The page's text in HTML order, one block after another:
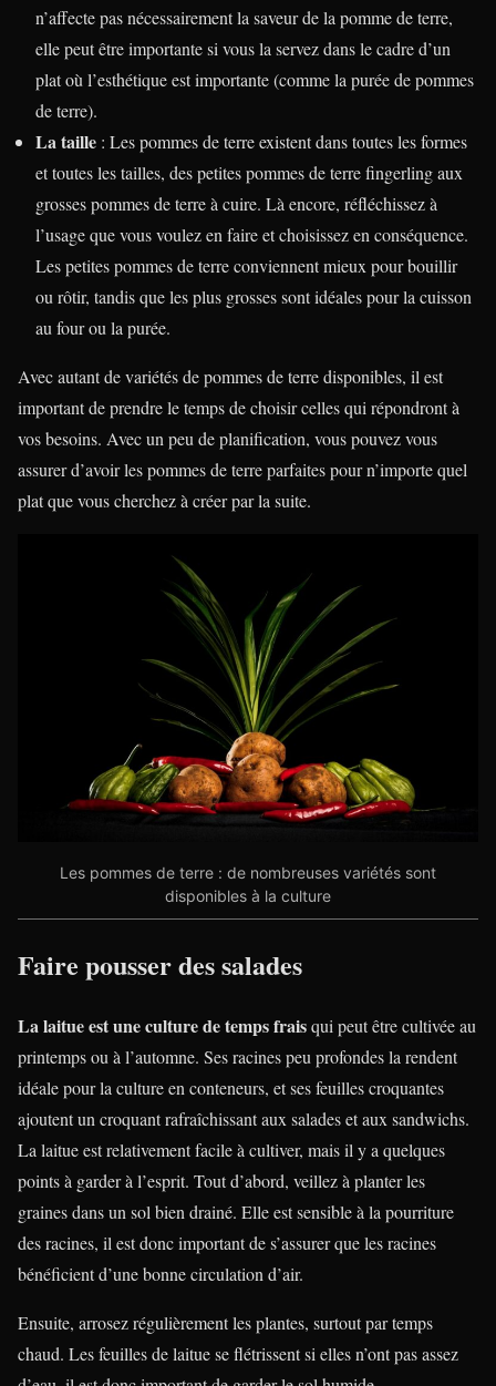
n’affecte pas nécessairement la saveur de la pomme de terre,
elle peut être importante si vous la servez dans le cadre d’un
plat où l’esthétique est importante (comme la purée de pommes
de terre).
La taille : Les pommes de terre existent dans toutes les formes
et toutes les tailles, des petites pommes de terre fingerling aux
grosses pommes de terre à cuire. Là encore, réfléchissez à
l’usage que vous voulez en faire et choisissez en conséquence.
Les petites pommes de terre conviennent mieux pour bouillir
ou rôtir, tandis que les plus grosses sont idéales pour la cuisson
au four ou la purée.
Avec autant de variétés de pommes de terre disponibles, il est
important de prendre le temps de choisir celles qui répondront à
vos besoins. Avec un peu de planification, vous pouvez vous
assurer d’avoir les pommes de terre parfaites pour n’importe quel
plat que vous cherchez à créer par la suite.
Les pommes de terre : de nombreuses variétés sont
disponibles à la culture
Faire pousser des salades
La laitue est une culture de temps fraisqui peut être cultivée au
printemps ou à l’automne. Ses racines peu profondes la rendent
idéale pour la culture en conteneurs, et ses feuilles croquantes
ajoutent un croquant rafraîchissant aux salades et aux sandwichs.
La laitue est relativement facile à cultiver, mais il y a quelques
points à garder à l’esprit. Tout d’abord, veillez à planter les
graines dans un sol bien drainé. Elle est sensible à la pourriture
des racines, il est donc important de s’assurer que les racines
bénéficient d’une bonne circulation d’air.
Ensuite, arrosez régulièrement les plantes, surtout par temps
chaud. Les feuilles de laitue se flétrissent si elles n’ont pas assez